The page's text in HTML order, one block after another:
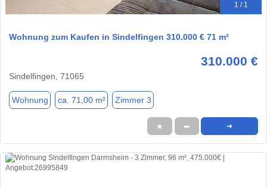
1 / 1
Wohnung zum Kaufen in Sindelfingen 310.000 € 71 m²
310.000 €
Sindelfingen, 71065
Wohnung ca. 71,00 m² Zimmer 3
★ ➦ ➜